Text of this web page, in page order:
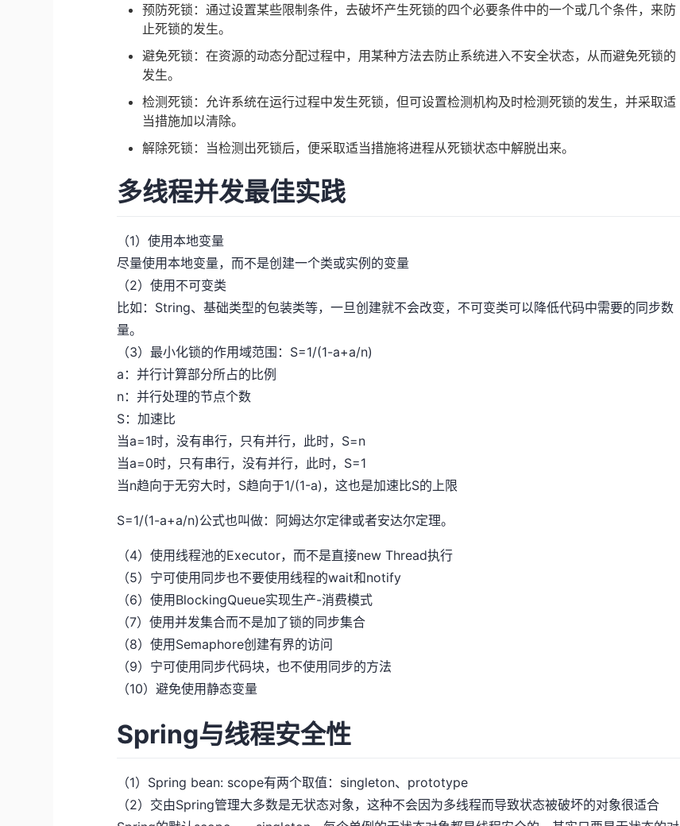
预防死锁：通过设置某些限制条件，去破坏产生死锁的四个必要条件中的一个或几个条件，来防
止死锁的发生。
避免死锁：在资源的动态分配过程中，用某种方法去防止系统进入不安全状态，从而避免死锁的
发生。
检测死锁：允许系统在运行过程中发生死锁，但可设置检测机构及时检测死锁的发生，并采取适
当措施加以清除。
解除死锁：当检测出死锁后，便采取适当措施将进程从死锁状态中解脱出来。
多线程并发最佳实践
（1）使用本地变量
尽量使用本地变量，而不是创建一个类或实例的变量
（2）使用不可变类
比如：String、基础类型的包装类等，一旦创建就不会改变，不可变类可以降低代码中需要的同步数
量。
（3）最小化锁的作用域范围：S=1/(1-a+a/n)
a：并行计算部分所占的比例
n：并行处理的节点个数
S：加速比
当a=1时，没有串行，只有并行，此时，S=n
当a=0时，只有串行，没有并行，此时，S=1
当n趋向于无穷大时，S趋向于1/(1-a)，这也是加速比S的上限
S=1/(1-a+a/n)公式也叫做：阿姆达尔定律或者安达尔定理。
（4）使用线程池的Executor，而不是直接new Thread执行
（5）宁可使用同步也不要使用线程的wait和notify
（6）使用BlockingQueue实现生产-消费模式
（7）使用并发集合而不是加了锁的同步集合
（8）使用Semaphore创建有界的访问
（9）宁可使用同步代码块，也不使用同步的方法
（10）避免使用静态变量
Spring与线程安全性
（1）Spring bean: scope有两个取值：singleton、prototype
（2）交由Spring管理大多数是无状态对象，这种不会因为多线程而导致状态被破坏的对象很适合